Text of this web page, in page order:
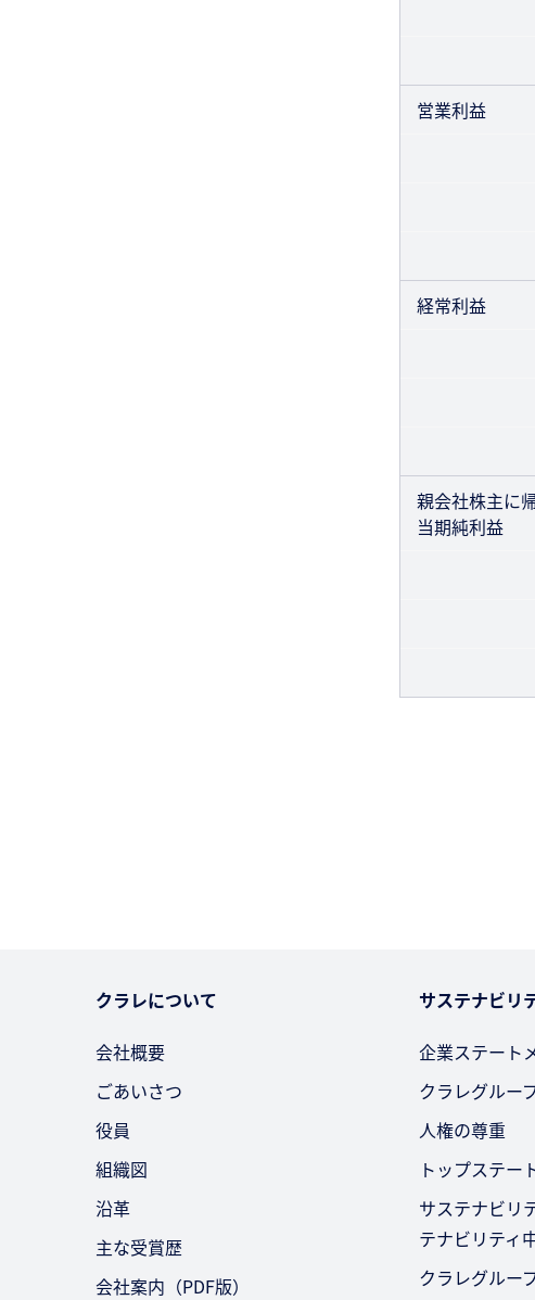
営業利益
経常利益
親会社株主に
当期純利益
クラレについて
会社概要
ごあいさつ
役員
組織図
沿革
主な受賞歴
会社案内（PDF版）
サステナビリ
企業ステート
クラレグルー
人権の尊重
トップステー
サステナビリ
テナビリティ
クラレグルー